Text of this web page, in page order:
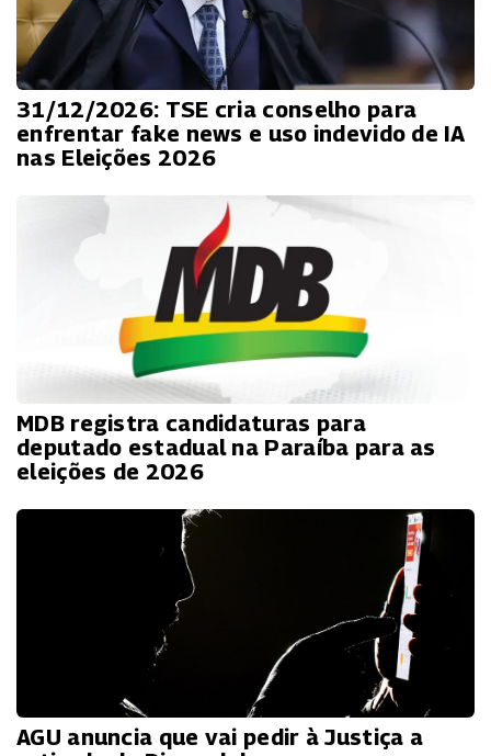
31/12/2026: TSE cria conselho para
enfrentar fake news e uso indevido de IA
nas Eleições 2026
MDB registra candidaturas para
deputado estadual na Paraíba para as
eleições de 2026
AGU anuncia que vai pedir à Justiça a